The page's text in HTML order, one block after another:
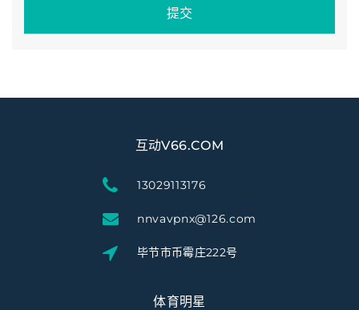
提交
互动V66.COM
13029113176
nnvavpnx@126.com
毕节市币霉庄222号
体育明星